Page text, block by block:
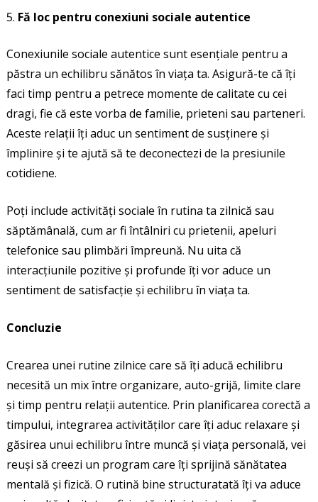
Fă loc pentru conexiuni sociale autentice
Conexiunile sociale autentice sunt esențiale pentru a
păstra un echilibru sănătos în viața ta. Asigură-te că îți
faci timp pentru a petrece momente de calitate cu cei
dragi, fie că este vorba de familie, prieteni sau parteneri.
Aceste relații îți aduc un sentiment de susținere și
împlinire și te ajută să te deconectezi de la presiunile
cotidiene.
Poți include activități sociale în rutina ta zilnică sau
săptămânală, cum ar fi întâlniri cu prietenii, apeluri
telefonice sau plimbări împreună. Nu uita că
interacțiunile pozitive și profunde îți vor aduce un
sentiment de satisfacție și echilibru în viața ta.
Concluzie
Crearea unei rutine zilnice care să îți aducă echilibru
necesită un mix între organizare, auto-grijă, limite clare
și timp pentru relații autentice. Prin planificarea corectă a
timpului, integrarea activităților care îți aduc relaxare și
găsirea unui echilibru între muncă și viața personală, vei
reuși să creezi un program care îți sprijină sănătatea
mentală și fizică. O rutină bine structuratată îți va aduce